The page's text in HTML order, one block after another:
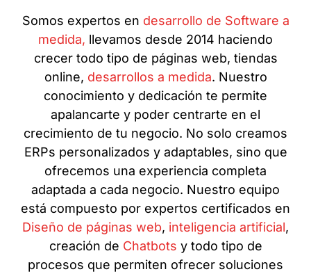
Somos expertos en desarrollo de Software a
medida, llevamos desde 2014 haciendo
crecer todo tipo de páginas web, tiendas
online, desarrollos a medida. Nuestro
conocimiento y dedicación te permite
apalancarte y poder centrarte en el
crecimiento de tu negocio. No solo creamos
ERPs personalizados y adaptables, sino que
ofrecemos una experiencia completa
adaptada a cada negocio. Nuestro equipo
está compuesto por expertos certificados en
Diseño de páginas web, inteligencia artificial,
creación de Chatbots y todo tipo de
procesos que permiten ofrecer soluciones